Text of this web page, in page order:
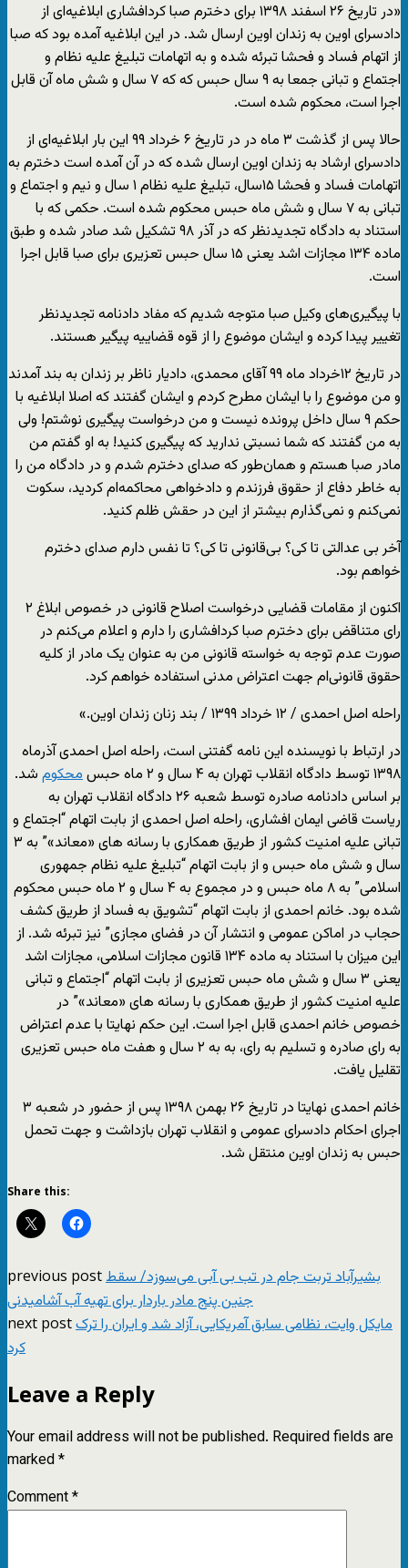
«در تاریخ ۲۶ اسفند ۱۳۹۸ برای دخترم صبا کردافشاری ابلاغیه‌ای از
دادسرای اوین به زندان اوین ارسال شد. در این ابلاغیه آمده بود که صبا
از اتهام فساد و فحشا تبرئه شده و به اتهامات تبلیغ علیه نظام و
اجتماع و تبانی جمعا به ۹ سال حبس که که ۷ سال و شش ماه آن قابل
اجرا است، محکوم شده است.
حالا پس از گذشت ۳ ماه در در تاریخ ۶ خرداد ۹۹ این بار ابلاغیه‌ای از
دادسرای ارشاد به زندان اوین ارسال شده که در آن آمده است دخترم به
اتهامات فساد و فحشا ۱۵سال، تبلیغ علیه نظام ۱ سال و نیم و اجتماع و
تبانی به ۷ سال و شش ماه حبس محکوم شده است. حکمی که با
استناد به دادگاه تجدیدنظر که در آذر ۹۸ تشکیل شد صادر شده و طبق
ماده ۱۳۴ مجازات اشد یعنی ۱۵ سال حبس تعزیری برای صبا قابل اجرا
است.
با پیگیری‌های وکیل صبا متوجه شدیم که مفاد دادنامه تجدیدنظر
تغییر پیدا کرده و ایشان موضوع را از قوه قضاییه پیگیر هستند.
در تاریخ ۱۲خرداد ماه ۹۹ آقای محمدی، دادیار ناظر بر زندان به بند آمدند
و من موضوع را با ایشان مطرح کردم و ایشان گفتند که اصلا ابلاغیه با
حکم ۹ سال داخل پرونده نیست و من درخواست پیگیری نوشتم! ولی
به من گفتند که شما نسبتی ندارید که پیگیری کنید! به او گفتم من
مادر صبا هستم و همان‌طور که صدای دخترم شدم و در دادگاه من را
به خاطر دفاع از حقوق فرزندم و دادخواهی محاکمه‌ام کردید، سکوت
نمی‌کنم و نمی‌گذارم بیشتر از این در حقش ظلم کنید.
آخر بی عدالتی تا کی؟ بی‌قانونی تا کی؟ تا نفس دارم صدای دخترم
خواهم بود.
اکنون از مقامات قضایی درخواست اصلاح قانونی در خصوص ابلاغ ۲
رای متناقض برای دخترم صبا کردافشاری را دارم و اعلام می‌کنم در
صورت عدم توجه به خواسته قانونی من به عنوان یک مادر از کلیه
حقوق قانونی‌ام جهت اعتراض مدنی استفاده خواهم کرد.
راحله اصل احمدی / ۱۲ خرداد ۱۳۹۹ / بند زنان زندان اوین.»
در ارتباط با نویسنده این نامه گفتنی است، راحله اصل احمدی آذرماه
۱۳۹۸ توسط دادگاه انقلاب تهران به ۴ سال و ۲ ماه حبس
محکوم شد.
بر اساس دادنامه صادره توسط شعبه ۲۶ دادگاه انقلاب تهران به
ریاست قاضی ایمان افشاری، راحله اصل احمدی از بابت اتهام “اجتماع و
تبانی علیه امنیت کشور از طریق همکاری با رسانه های «معاند»” به ۳
سال و شش ماه حبس و از بابت اتهام “تبلیغ علیه نظام جمهوری
اسلامی” به ۸ ماه حبس و در مجموع به ۴ سال و ۲ ماه حبس محکوم
شده بود. خانم احمدی از بابت اتهام “تشویق به فساد از طریق کشف
حجاب در اماکن عمومی و انتشار آن در فضای مجازی” نیز تبرئه شد. از
این میزان با استناد به ماده ۱۳۴ قانون مجازات اسلامی، مجازات اشد
یعنی ۳ سال و شش ماه حبس تعزیری از بابت اتهام “اجتماع و تبانی
علیه امنیت کشور از طریق همکاری با رسانه های «معاند»” در
خصوص خانم احمدی قابل اجرا است. این حکم نهایتا با عدم اعتراض
به رای صادره و تسلیم به رای، به به ۲ سال و هفت ماه حبس تعزیری
تقلیل یافت.
خانم احمدی نهایتا در تاریخ ۲۶ بهمن ۱۳۹۸ پس از حضور در شعبه ۳
اجرای احکام دادسرای عمومی و انقلاب تهران بازداشت و جهت تحمل
حبس به زندان اوین منتقل شد.
Share this:
previous postبشیرآباد تربت جام در تب بی آبی می‌سوزد/ سقط
جنین پنج مادر باردار برای تهیه آب آشامیدنی
next postمایکل وایت، نظامی سابق آمریکایی، آزاد شد و ایران را ترک
کرد
Leave a Reply
Your email address will not be published. Required fields are
marked*
Comment*